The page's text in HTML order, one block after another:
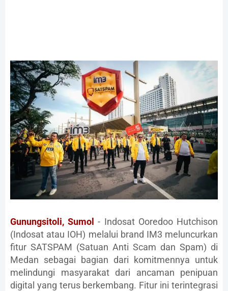
Gunungsitoli, Sumol - Indosat Ooredoo Hutchison
(Indosat atau IOH) melalui brand IM3 meluncurkan
fitur SATSPAM (Satuan Anti Scam dan Spam) di
Medan sebagai bagian dari komitmennya untuk
melindungi masyarakat dari ancaman penipuan
digital yang terus berkembang. Fitur ini terintegrasi